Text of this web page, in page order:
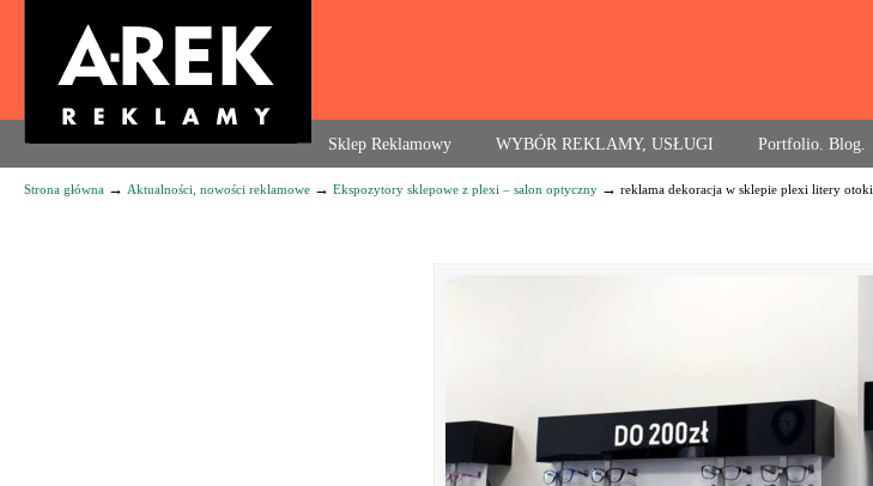
Agencja reklamowa. Reklama – usługi, druk
Sklep Reklamowy WYBÓR REKLAMY, USŁUGI Portfolio. Blog.
Navigation
Strona główna → Aktualności, nowości reklamowe → Ekspozytory sklepowe z plexi – salon optyczny → reklama dekoracja w sklepie plexi litery otoki